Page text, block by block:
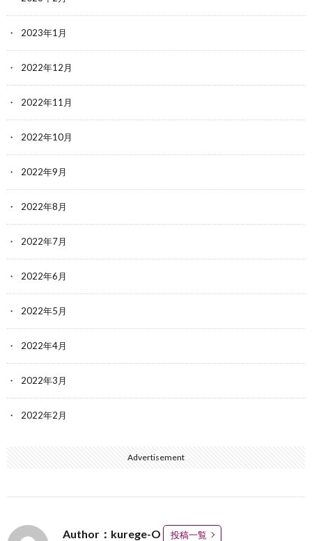
2023年1月
2022年12月
2022年11月
2022年10月
2022年9月
2022年8月
2022年7月
2022年6月
2022年5月
2022年4月
2022年3月
2022年2月
Advertisement
Author：kurege-O 投稿一覧